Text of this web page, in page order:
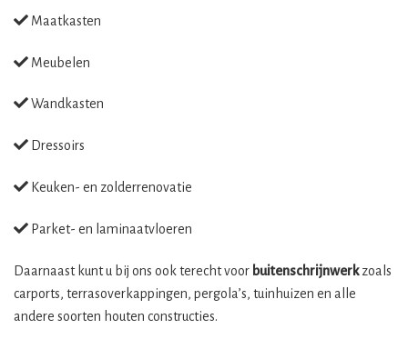
Maatkasten
Meubelen
Wandkasten
Dressoirs
Keuken- en zolderrenovatie
Parket- en laminaatvloeren
Daarnaast kunt u bij ons ook terecht voor buitenschrijnwerkzoals
carports, terrasoverkappingen, pergola’s, tuinhuizen en alle
andere soorten houten constructies.